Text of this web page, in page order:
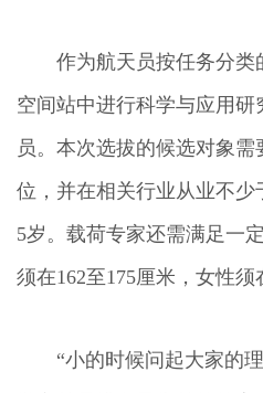
作为航天员按任务分类
空间站中进行科学与应用研
员。本次选拔的候选对象
位，并在相关行业从业不少
5岁。载荷专家还需满足一
须在162至175厘米，女性须
“小的时候问起大家的理